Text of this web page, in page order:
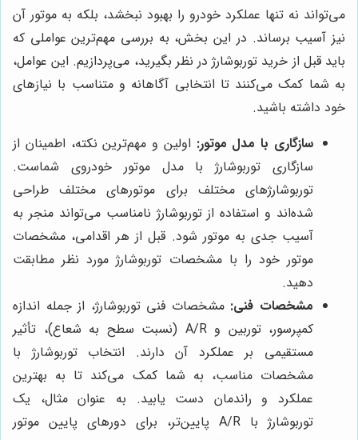
می‌تواند نه تنها عملکرد خودرو را بهبود نبخشد، بلکه به موتور آن
نیز آسیب برساند. در این بخش، به بررسی مهم‌ترین عواملی که
باید قبل از خرید توربوشارژ در نظر بگیرید، می‌پردازیم. این عوامل،
به شما کمک می‌کنند تا انتخابی آگاهانه و متناسب با نیازهای
خود داشته باشید.
سازگاری با مدل موتور: اولین و مهم‌ترین نکته، اطمینان از
سازگاری توربوشارژ با مدل موتور خودروی شماست.
توربوشارژهای مختلف برای موتورهای مختلف طراحی
شده‌اند و استفاده از توربوشارژ نامناسب می‌تواند منجر به
آسیب جدی به موتور شود. قبل از هر اقدامی، مشخصات
موتور خود را با مشخصات توربوشارژ مورد نظر مطابقت
دهید.
مشخصات فنی: مشخصات فنی توربوشارژ، از جمله اندازه
کمپرسور، توربین و A/R (نسبت سطح به شعاع)، تأثیر
مستقیمی بر عملکرد آن دارند. انتخاب توربوشارژ با
مشخصات مناسب، به شما کمک می‌کند تا به بهترین
عملکرد و راندمان دست یابید. به عنوان مثال، یک
توربوشارژ با A/R پایین‌تر، برای دورهای پایین موتور